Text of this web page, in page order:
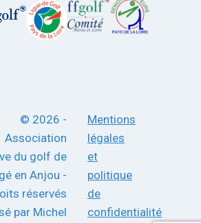
© 2026 -
Association
du golf de
en Anjou -
réservés
par Michel
Mentions
légales
et
politique
de
confidentialité